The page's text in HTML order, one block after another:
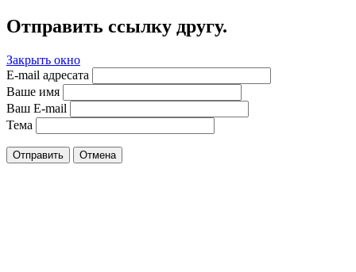
Отправить ссылку другу.
Закрыть окно
E-mail адресата
Ваше имя
Ваш E-mail
Тема
Отправить Отмена